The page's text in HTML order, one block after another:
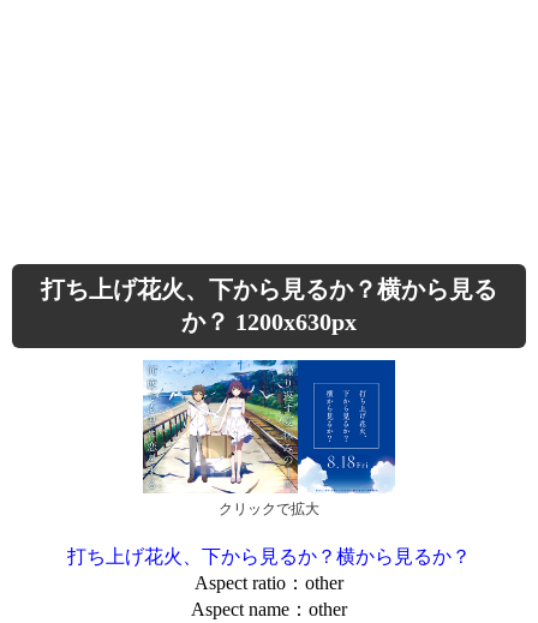
打ち上げ花火、下から見るか？横から見る
か？ 1200x630px
クリックで拡大
打ち上げ花火、下から見るか？横から見るか？
Aspect ratio：other
Aspect name：other